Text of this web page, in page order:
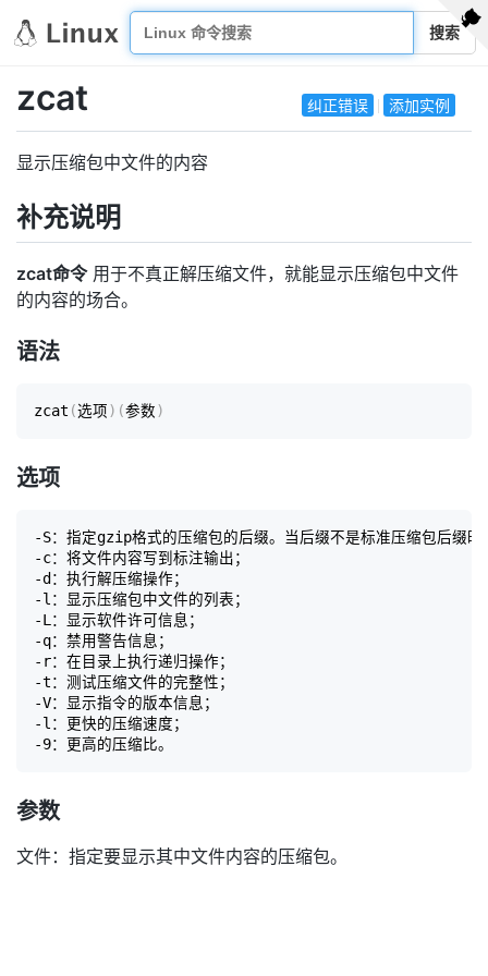
搜索
纠正错误 添加实例
zcat
显示压缩包中文件的内容
补充说明
zcat命令用于不真正解压缩文件，就能显示压缩包中文件
的内容的场合。
语法
zcat (选项) (参数)
选项
-S：指定gzip格式的压缩包的后缀。当后缀不是标准压缩包后缀时
-c：将文件内容写到标注输出；
-d：执行解压缩操作；
-l：显示压缩包中文件的列表；
-L：显示软件许可信息；
-q：禁用警告信息；
-r：在目录上执行递归操作；
-t：测试压缩文件的完整性；
-V：显示指令的版本信息；
-l：更快的压缩速度；
参数
文件：指定要显示其中文件内容的压缩包。